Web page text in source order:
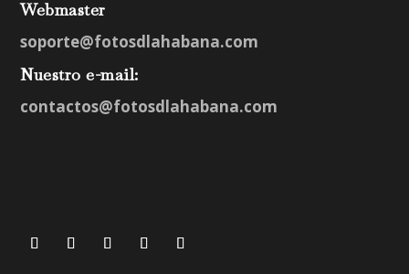
Webmaster
soporte@fotosdlahabana.com
Nuestro e-mail:
contactos@fotosdlahabana.com